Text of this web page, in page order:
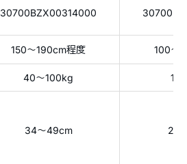
30700BZX00314000
150〜190cm程度 100〜
40〜100kg 15
34〜49cm 23